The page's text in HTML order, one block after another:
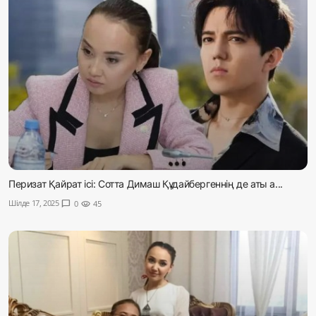
Перизат Қайрат ісі: Сотта Димаш Құдайбергеннің де аты а...
Шілде 17, 2025 chat_bubble 0 visibility 45